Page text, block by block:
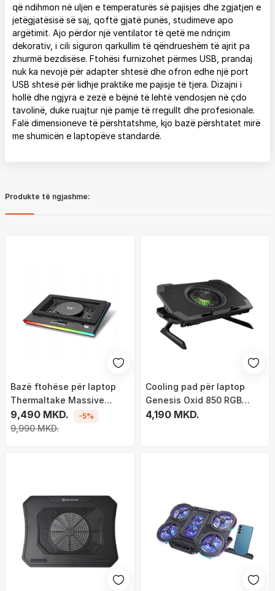
që ndihmon në uljen e temperaturës së pajisjes dhe zgjatjen e
jetëgjatësisë së saj, qoftë gjatë punës, studimeve apo
argëtimit. Ajo përdor një ventilator të qetë me ndriçim
dekorativ, i cili siguron qarkullim të qëndrueshëm të ajrit pa
zhurmë bezdisëse. Ftohësi furnizohet përmes USB, prandaj
nuk ka nevojë për adapter shtesë dhe ofron edhe një port
USB shtesë për lidhje praktike me pajisje të tjera. Dizajni i
hollë dhe ngjyra e zezë e bëjnë të lehtë vendosjen në çdo
tavolinë, duke ruajtur një pamje të rregullt dhe profesionale.
Falë dimensioneve të përshtatshme, kjo bazë përshtatet mirë
me shumicën e laptopëve standardë.
Produkte të ngjashme:
Bazë ftohëse për laptop
Thermaltake Massive
Extreme, deri 18", ndriçim
RGB, e zezë
9,490 MKD.
9,990 MKD.
-5%
Cooling pad për laptop
Genesis Oxid 850 RGB
NHG-1858, 17.3", 5
4,190 MKD.